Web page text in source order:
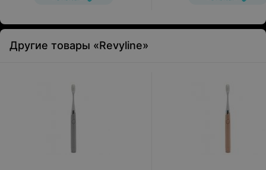
Другие товары «Revyline»